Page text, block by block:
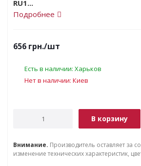
RU1...
Подробнее
656 грн./шт
Есть в наличии: Харьков
Нет в наличии: Киев
В корзину
Внимание. Производитель оставляет за
изменение технических характеристик,